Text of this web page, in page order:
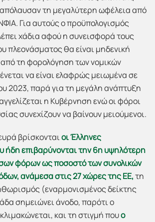
τη μεγαλύτερη ωφέλεια από
Για αυτούς ο προϋπολογισμός
χάδια αφού η συνεισφορά τους
πλεονάσματος θα είναι μηδενική
τη φορολόγηση των νομικών
να είναι ελαφρώς μειωμένα σε
2023, παρά για τη μεγάλη ανάπτυξη
η Κυβέρνηση ενώ οι φόροι
συνεχίζουν να βαίνουν μειούμενοι.
βρίσκονταιοι Έλληνες
ήδη επιβαρύνονται την 6η υψηλότερη
φόρων ως ποσοστό των συνολικών
ανάμεσα στις 27 χώρες της ΕΕ,τη
(εναρμονισμένος δείκτης
σημειώνει άνοδο, παρότι ο
και τη στιγμή πουο